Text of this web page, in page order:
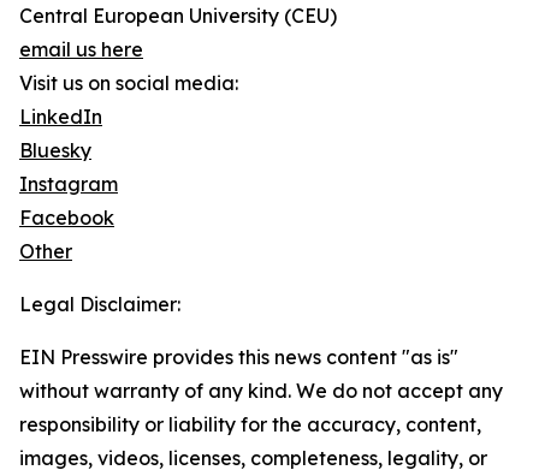
Central European University (CEU)
email us here
Visit us on social media:
LinkedIn
Bluesky
Instagram
Facebook
Other
Legal Disclaimer:
EIN Presswire provides this news content "as is"
without warranty of any kind. We do not accept any
responsibility or liability for the accuracy, content,
images, videos, licenses, completeness, legality, or